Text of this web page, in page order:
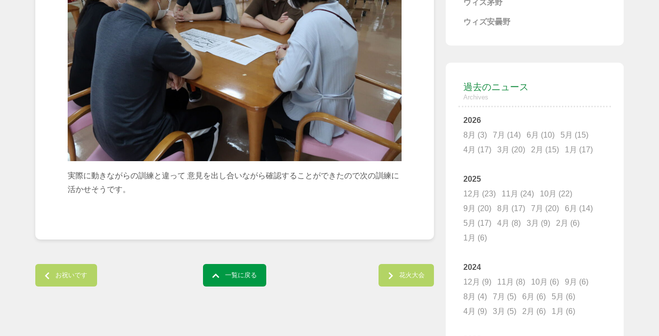
実際に動きながらの訓練と違って 意見を出し合いながら確認することができたので次の訓練に
活かせそうです。
Post navigation
お祝いです 花火大会
一覧に戻る
ウィズ茅野
ウィズ安曇野
過去のニュース
Archives
2026
8月 (3) 7月 (14) 6月 (10) 5月 (15)
4月 (17) 3月 (20) 2月 (15) 1月 (17)
2025
12月 (23) 11月 (24) 10月 (22)
9月 (20) 8月 (17) 7月 (20) 6月 (14)
5月 (17) 4月 (8) 3月 (9) 2月 (6)
1月 (6)
2024
12月 (9) 11月 (8) 10月 (6) 9月 (6)
8月 (4) 7月 (5) 6月 (6) 5月 (6)
4月 (9) 3月 (5) 2月 (6) 1月 (6)